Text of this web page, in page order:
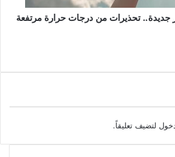
جديدة.. تحذيرات من درجات حرارة مرتفعة
لتضيف تعليقاً.